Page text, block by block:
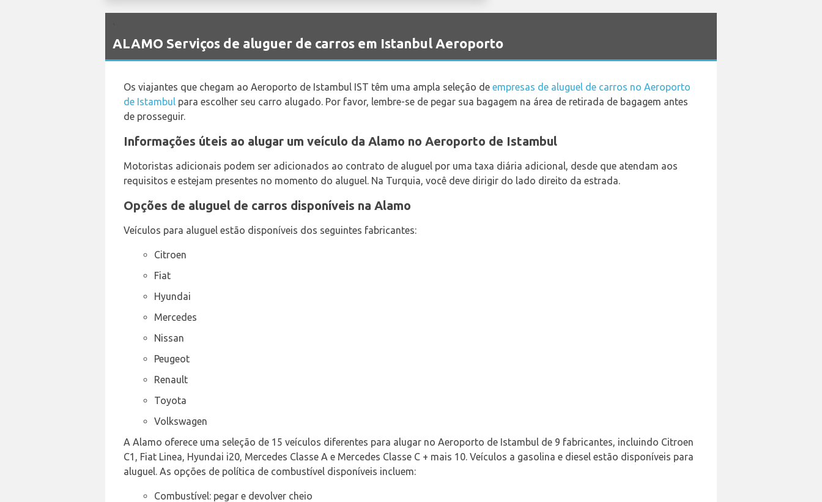
ALAMO Serviços de aluguer de carros em Istanbul Aeroporto
Os viajantes que chegam ao Aeroporto de Istambul IST têm uma ampla seleção de empresas de aluguel de carros no Aeroporto
de Istambul para escolher seu carro alugado. Por favor, lembre-se de pegar sua bagagem na área de retirada de bagagem antes
de prosseguir.
Informações úteis ao alugar um veículo da Alamo no Aeroporto de Istambul
Motoristas adicionais podem ser adicionados ao contrato de aluguel por uma taxa diária adicional, desde que atendam aos
requisitos e estejam presentes no momento do aluguel. Na Turquia, você deve dirigir do lado direito da estrada.
Opções de aluguel de carros disponíveis na Alamo
Veículos para aluguel estão disponíveis dos seguintes fabricantes:
Citroen
Fiat
Hyundai
Mercedes
Nissan
Peugeot
Renault
Toyota
Volkswagen
A Alamo oferece uma seleção de 15 veículos diferentes para alugar no Aeroporto de Istambul de 9 fabricantes, incluindo Citroen
C1, Fiat Linea, Hyundai i20, Mercedes Classe A e Mercedes Classe C + mais 10. Veículos a gasolina e diesel estão disponíveis para
aluguel. As opções de política de combustível disponíveis incluem:
Combustível: pegar e devolver cheio